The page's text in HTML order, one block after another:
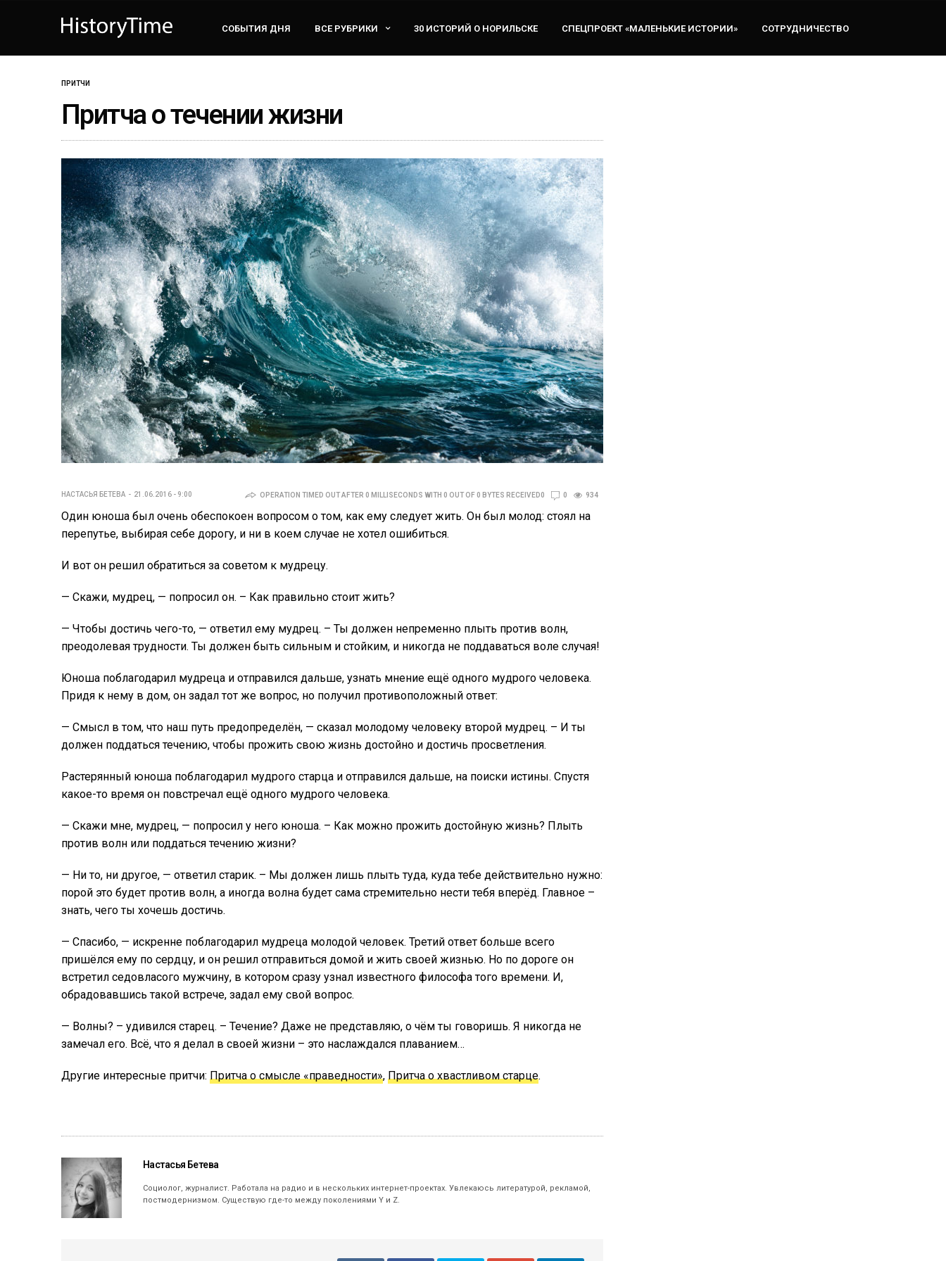
СОБЫТИЯ ДНЯ ВСЕ РУБРИКИ 30 ИСТОРИЙ О НОРИЛЬСКЕ СПЕЦПРОЕКТ «МАЛЕНЬКИЕ ИСТОРИИ» СОТРУДНИЧЕСТВО
ПРИТЧИ
Притча о течении жизни
НАСТАСЬЯ БЕТЕВА 21.06.2016 - 9:00 OPERATION TIMED OUT AFTER 0 MILLISECONDS WITH 0 OUT OF 0 BYTES RECEIVED0 0 934
Один юноша был очень обеспокоен вопросом о том, как ему следует жить. Он был молод: стоял на
перепутье, выбирая себе дорогу, и ни в коем случае не хотел ошибиться.
И вот он решил обратиться за советом к мудрецу.
— Скажи, мудрец, — попросил он. – Как правильно стоит жить?
— Чтобы достичь чего-то, — ответил ему мудрец. – Ты должен непременно плыть против волн,
преодолевая трудности. Ты должен быть сильным и стойким, и никогда не поддаваться воле случая!
Юноша поблагодарил мудреца и отправился дальше, узнать мнение ещё одного мудрого человека.
Придя к нему в дом, он задал тот же вопрос, но получил противоположный ответ:
— Смысл в том, что наш путь предопределён, — сказал молодому человеку второй мудрец. – И ты
должен поддаться течению, чтобы прожить свою жизнь достойно и достичь просветления.
Растерянный юноша поблагодарил мудрого старца и отправился дальше, на поиски истины. Спустя
какое-то время он повстречал ещё одного мудрого человека.
— Скажи мне, мудрец, — попросил у него юноша. – Как можно прожить достойную жизнь? Плыть
против волн или поддаться течению жизни?
— Ни то, ни другое, — ответил старик. – Мы должен лишь плыть туда, куда тебе действительно нужно:
порой это будет против волн, а иногда волна будет сама стремительно нести тебя вперёд. Главное –
знать, чего ты хочешь достичь.
— Спасибо, — искренне поблагодарил мудреца молодой человек. Третий ответ больше всего
пришёлся ему по сердцу, и он решил отправиться домой и жить своей жизнью. Но по дороге он
встретил седовласого мужчину, в котором сразу узнал известного философа того времени. И,
обрадовавшись такой встрече, задал ему свой вопрос.
— Волны? – удивился старец. – Течение? Даже не представляю, о чём ты говоришь. Я никогда не
замечал его. Всё, что я делал в своей жизни – это наслаждался плаванием…
Другие интересные притчи: Притча о смысле «праведности», Притча о хвастливом старце.
Настасья Бетева
Социолог, журналист. Работала на радио и в нескольких интернет-проектах. Увлекаюсь литературой, рекламой,
постмодернизмом. Существую где-то между поколениями Y и Z.